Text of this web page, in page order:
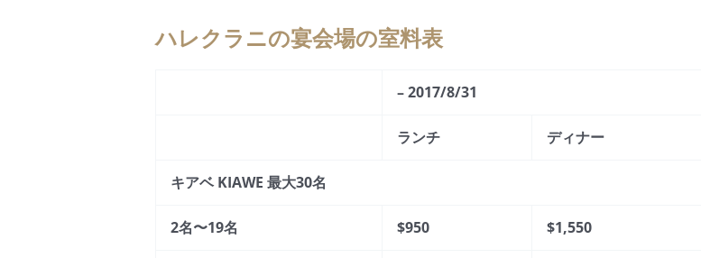
ハレクラニの宴会場の室料表
– 2017/8/31
ランチ ディナー
キアベ KIAWE 最大30名
2名〜19名 $950 $1,550